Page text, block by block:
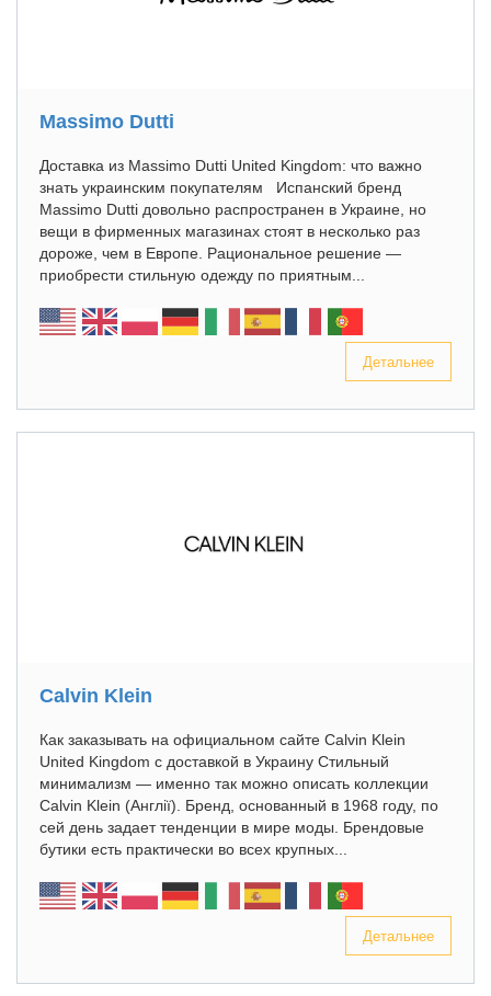
Massimo Dutti
Доставка из Massimo Dutti United Kingdom: что важно
знать украинским покупателям Испанский бренд
Massimo Dutti довольно распространен в Украине, но
вещи в фирменных магазинах стоят в несколько раз
дороже, чем в Европе. Рациональное решение —
приобрести стильную одежду по приятным...
Детальнее
Calvin Klein
Как заказывать на официальном сайте Calvin Klein
United Kingdom с доставкой в Украину Стильный
минимализм — именно так можно описать коллекции
Calvin Klein (Англії). Бренд, основанный в 1968 году, по
сей день задает тенденции в мире моды. Брендовые
бутики есть практически во всех крупных...
Детальнее